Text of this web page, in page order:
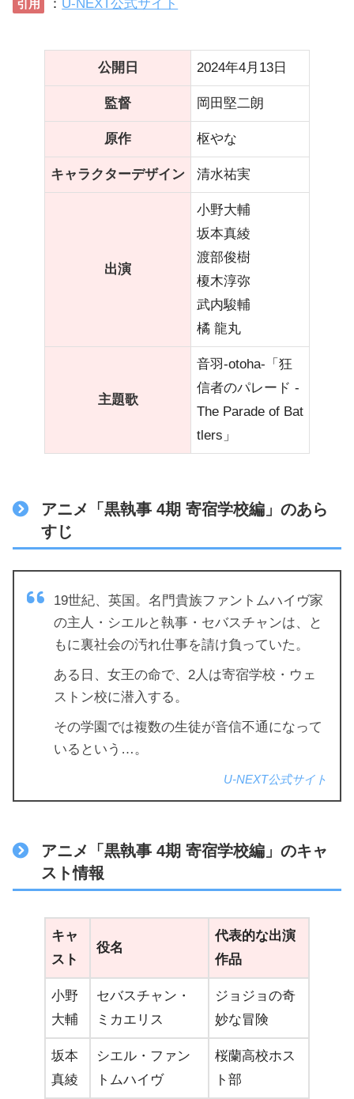
引用 ： U-NEXT公式サイト
公開日 2024年4月13日
監督 岡田堅二朗
原作 枢やな
キャラクターデザイン 清水祐実
出演
小野大輔
坂本真綾
渡部俊樹
榎木淳弥
武内駿輔
橘 龍丸
主題歌
音羽-otoha-「狂
信者のパレード -
The Parade of Bat
tlers」
アニメ「黒執事 4期 寄宿学校編」のあら
すじ
19世紀、英国。名門貴族ファントムハイヴ家
の主人・シエルと執事・セバスチャンは、と
もに裏社会の汚れ仕事を請け負っていた。
ある日、女王の命で、2人は寄宿学校・ウェ
ストン校に潜入する。
その学園では複数の生徒が音信不通になって
いるという…。
U-NEXT公式サイト
アニメ「黒執事 4期 寄宿学校編」のキャ
スト情報
キャ
スト
役名
代表的な出演
作品
小野
大輔
セバスチャン・
ミカエリス
ジョジョの奇
妙な冒険
坂本
真綾
シエル・ファン
トムハイヴ
桜蘭高校ホス
ト部